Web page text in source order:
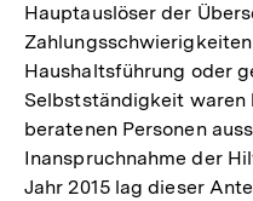
Hauptauslöser der
Haushaltsführung oder
Selbstständigkeit waren
beratenen Personen
Inanspruchnahme der
Jahr 2015 lag dieser